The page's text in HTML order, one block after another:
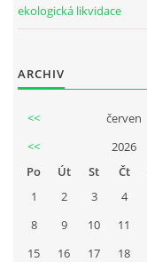
ekologická likvidace
ARCHIV
<< červen
<<
2026
Po
Út St Čt
1
2 3 4
8
9 10 11
15
16 17 18